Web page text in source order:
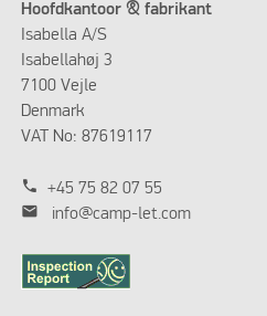
Hoofdkantoor & fabrikant
Isabella A/S
Isabellahøj 3
7100 Vejle
Denmark
VAT No: 87619117
phone +45 75 82 07 55
mail info@camp-let.com